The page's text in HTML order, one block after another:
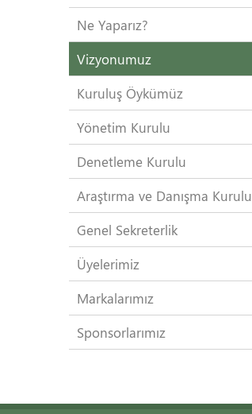
Ne Yaparız?
Vizyonumuz
Kuruluş Öykümüz
Yönetim Kurulu
Denetleme Kurulu
Araştırma ve Danışma Kurulu
Genel Sekreterlik
Üyelerimiz
Markalarımız
Sponsorlarımız